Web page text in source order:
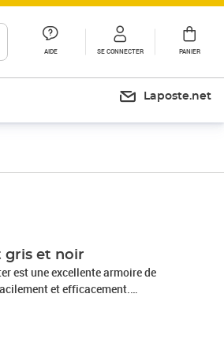
AIDE SE CONNECTER PANIER
Laposte.net
gris et noir
est une excellente armoire de
et efficacement.
bois avec les avantages du
sacs poubelles ne sont pas